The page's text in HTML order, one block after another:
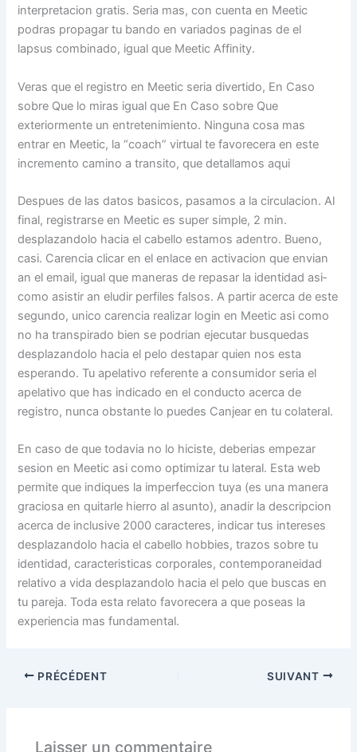
interpretacion gratis. Seria mas, con cuenta en Meetic
podras propagar tu bando en variados paginas de el
lapsus combinado, igual que Meetic Affinity.
Veras que el registro en Meetic seri­a divertido, En Caso
sobre Que lo miras igual que En Caso sobre Que
exteriormente un entretenimiento. Ninguna cosa mas
entrar en Meetic, la “coach” virtual te favorecera en este
incremento camino a transito, que detallamos aqui
Despues de las datos basicos, pasamos a la circulacion. Al
final, registrarse en Meetic es super simple, 2 min.
desplazandolo hacia el cabello estamos adentro. Bueno,
casi. Carencia clicar en el enlace en activacion que envian
an el email, igual que maneras de repasar la identidad asi­
como asistir an eludir perfiles falsos. A partir acerca de este
segundo, unico carencia realizar login en Meetic asi como
no ha transpirado bien se podrian ejecutar busquedas
desplazandolo hacia el pelo destapar quien nos esta
esperando. Tu apelativo referente a consumidor seria el
apelativo que has indicado en el conducto acerca de
registro, nunca obstante lo puedes Canjear en tu colateral.
En caso de que todavia no lo hiciste, deberias empezar
sesion en Meetic asi como optimizar tu lateral. Esta web
permite que indiques la imperfeccion tuya (es una manera
graciosa en quitarle hierro al asunto), anadir la descripcion
acerca de inclusive 2000 caracteres, indicar tus intereses
desplazandolo hacia el cabello hobbies, trazos sobre tu
identidad, caracteristicas corporales, contemporaneidad
relativo a vida desplazandolo hacia el pelo que buscas en
tu pareja. Toda esta relato favorecera a que poseas la
experiencia mas fundamental.
PRÉCÉDENT SUIVANT
Laisser un commentaire